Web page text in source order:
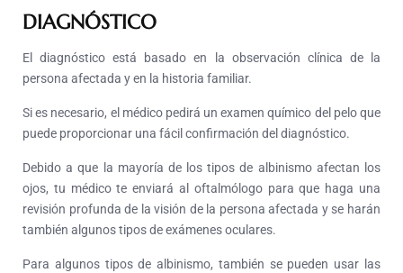
DIAGNÓSTICO
El diagnóstico está basado en la observación clínica de la
persona afectada y en la historia familiar.
Si es necesario, el médico pedirá un examen químico del pelo que
puede proporcionar una fácil confirmación del diagnóstico.
Debido a que la mayoría de los tipos de albinismo afectan los
ojos, tu médico te enviará al oftalmólogo para que haga una
revisión profunda de la visión de la persona afectada y se harán
también algunos tipos de exámenes oculares.
Para algunos tipos de albinismo, también se pueden usar las